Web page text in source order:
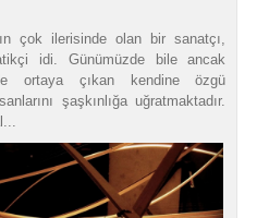
çok ilerisinde olan bir sanatçı,
idi. Günümüzde bile ancak
ortaya çıkan kendine özgü
şaşkınlığa uğratmaktadır.